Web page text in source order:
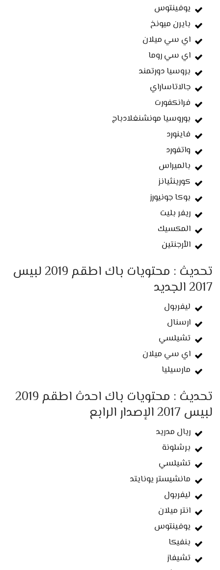
يوفينتوس
بايرن ميونخ
اي سي ميلان
اي سي روما
بروسيا دورتمند
جالاتاساراي
فرانكفورت
بوروسيا مونشنغلادباج
فاينورد
واتفورد
بالميراس
كورينثيانز
بوكا جونيورز
ريفر بليت
المكسيك
الأرجنتين
تحديث : محتويات باك اطقم 2019 لبيس
2017 الجديد
ليفربول
ارسنال
تشيلسي
اي سي ميلان
مارسيليا
تحديث : محتويات باك احدث اطقم 2019
لبيس 2017 الإصدار الرابع
ريال مدريد
برشلونة
تشيلسي
مانشيستر يونايتد
ليفربول
انتر ميلان
يوفينتوس
بنفيكا
تشيفاز